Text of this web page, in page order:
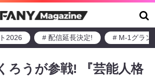
2026 # 配信延長決定! # M-1グラン
ろうが参戦! 『芸能人格